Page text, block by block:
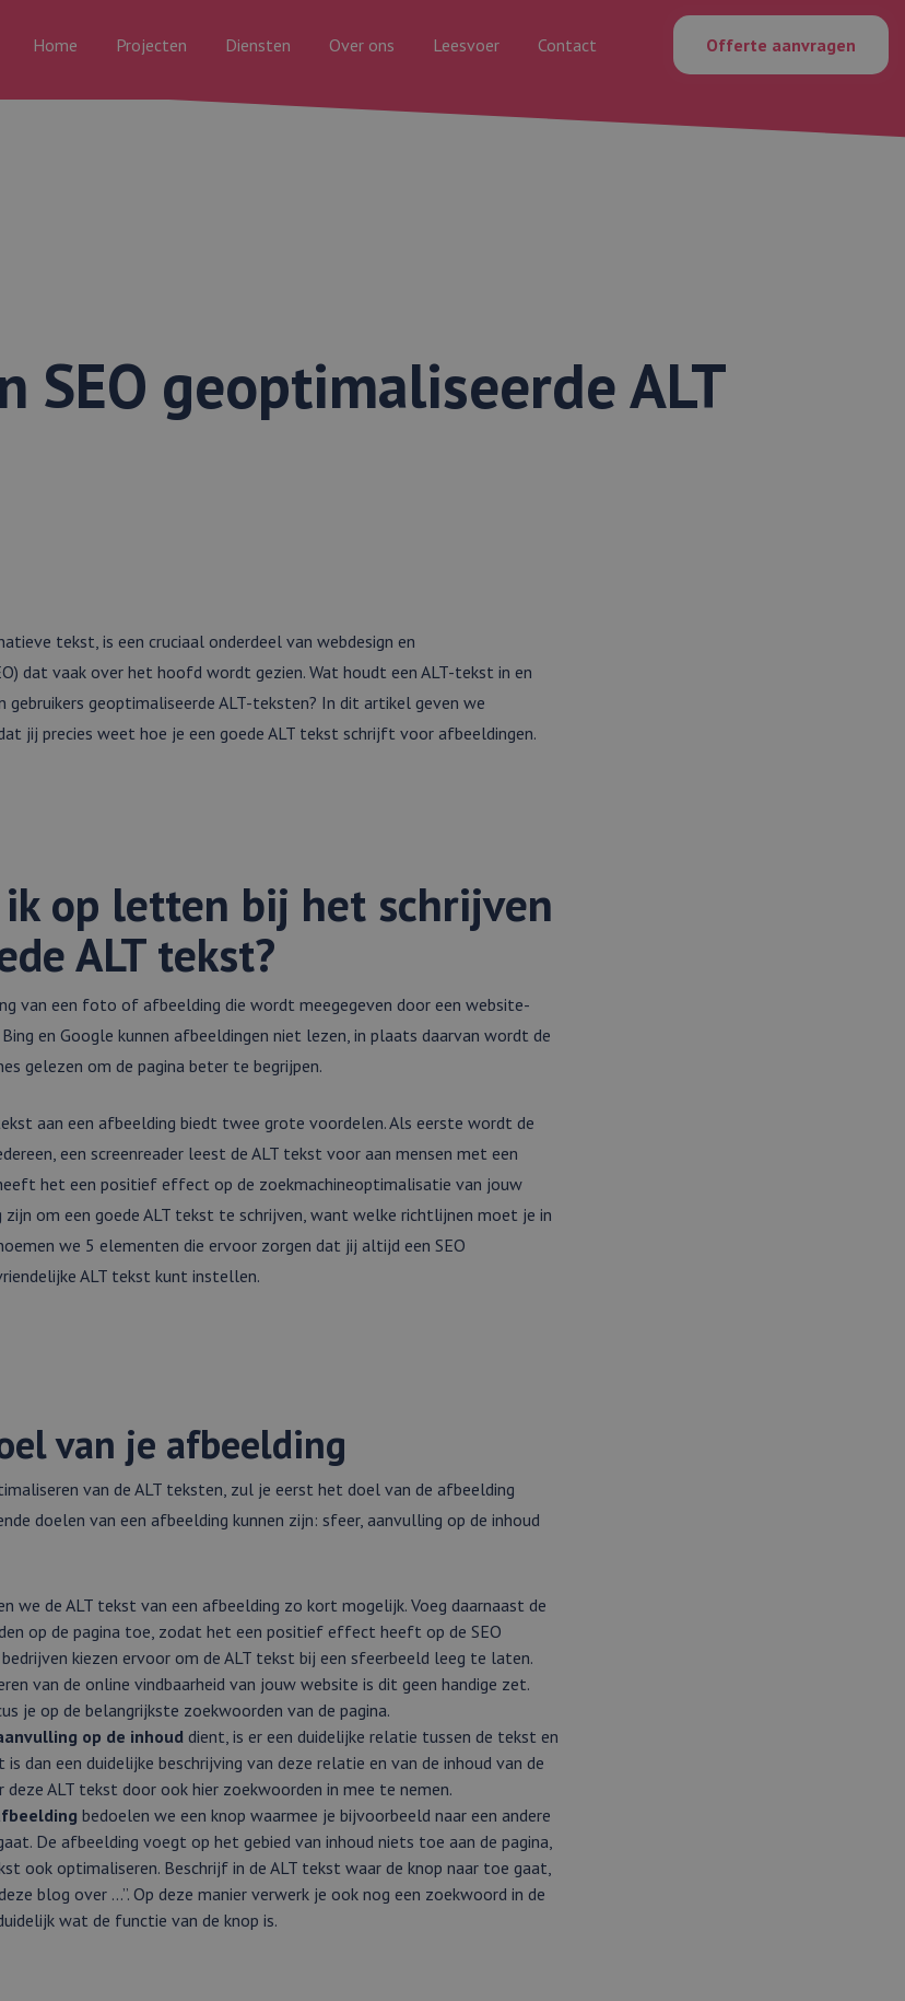
Home Projecten Diensten Over ons Leesvoer Contact Offerte aanvragen
SEO geoptimaliseerde ALT
tekst, is een cruciaal onderdeel van webdesign en
dat vaak over het hoofd wordt gezien. Wat houdt een ALT-tekst in en
gebruikers geoptimaliseerde ALT-teksten? In dit artikel geven we
jij precies weet hoe je een goede ALT tekst schrijft voor afbeeldingen.
op letten bij het schrijven
ALT tekst?
van een foto of afbeelding die wordt meegegeven door een website-
en Google kunnen afbeeldingen niet lezen, in plaats daarvan wordt de
gelezen om de pagina beter te begrijpen.
aan een afbeelding biedt twee grote voordelen. Als eerste wordt de
een screenreader leest de ALT tekst voor aan mensen met een
het een positief effect op de zoekmachineoptimalisatie van jouw
om een goede ALT tekst te schrijven, want welke richtlijnen moet je in
we 5 elementen die ervoor zorgen dat jij altijd een SEO
ALT tekst kunt instellen.
van je afbeelding
van de ALT teksten, zul je eerst het doel van de afbeelding
doelen van een afbeelding kunnen zijn: sfeer, aanvulling op de inhoud
we de ALT tekst van een afbeelding zo kort mogelijk. Voeg daarnaast de
op de pagina toe, zodat het een positief effect heeft op de SEO
kiezen ervoor om de ALT tekst bij een sfeerbeeld leeg te laten.
van de online vindbaarheid van jouw website is dit geen handige zet.
je op de belangrijkste zoekwoorden van de pagina.
op de inhoud dient, is er een duidelijke relatie tussen de tekst en
dan een duidelijke beschrijving van deze relatie en van de inhoud van de
deze ALT tekst door ook hier zoekwoorden in mee te nemen.
bedoelen we een knop waarmee je bijvoorbeeld naar een andere
De afbeelding voegt op het gebied van inhoud niets toe aan de pagina,
ook optimaliseren. Beschrijf in de ALT tekst waar de knop naar toe gaat,
blog over …”. Op deze manier verwerk je ook nog een zoekwoord in de
wat de functie van de knop is.